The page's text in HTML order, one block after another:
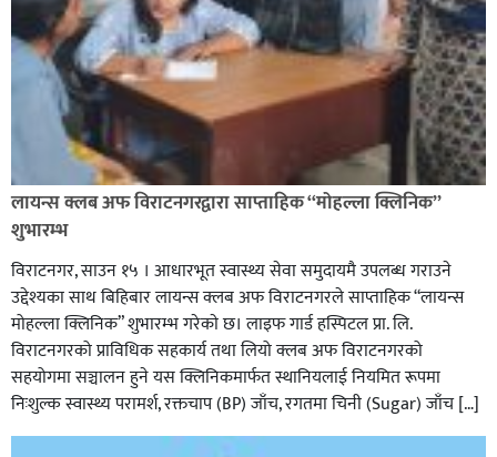
लायन्स क्लब अफ विराटनगरद्वारा साप्ताहिक “मोहल्ला क्लिनिक”
शुभारम्भ
विराटनगर, साउन १५ । आधारभूत स्वास्थ्य सेवा समुदायमै उपलब्ध गराउने
उद्देश्यका साथ बिहिबार लायन्स क्लब अफ विराटनगरले साप्ताहिक “लायन्स
मोहल्ला क्लिनिक” शुभारम्भ गरेकाे छ। लाइफ गार्ड हस्पिटल प्रा. लि.
विराटनगरको प्राविधिक सहकार्य तथा लियो क्लब अफ विराटनगरको
सहयोगमा सञ्चालन हुने यस क्लिनिकमार्फत स्थानियलाई नियमित रूपमा
निःशुल्क स्वास्थ्य परामर्श, रक्तचाप (BP) जाँच, रगतमा चिनी (Sugar) जाँच […]